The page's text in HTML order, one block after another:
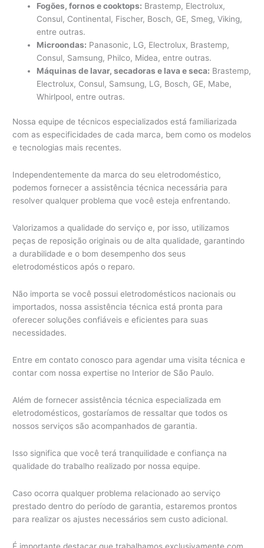
Fogões, fornos e cooktops: Brastemp, Electrolux,
Consul, Continental, Fischer, Bosch, GE, Smeg, Viking,
entre outras.
Microondas: Panasonic, LG, Electrolux, Brastemp,
Consul, Samsung, Philco, Midea, entre outras.
Máquinas de lavar, secadoras e lava e seca: Brastemp,
Electrolux, Consul, Samsung, LG, Bosch, GE, Mabe,
Whirlpool, entre outras.
Nossa equipe de técnicos especializados está familiarizada
com as especificidades de cada marca, bem como os modelos
e tecnologias mais recentes.
Independentemente da marca do seu eletrodoméstico,
podemos fornecer a assistência técnica necessária para
resolver qualquer problema que você esteja enfrentando.
Valorizamos a qualidade do serviço e, por isso, utilizamos
peças de reposição originais ou de alta qualidade, garantindo
a durabilidade e o bom desempenho dos seus
eletrodomésticos após o reparo.
Não importa se você possui eletrodomésticos nacionais ou
importados, nossa assistência técnica está pronta para
oferecer soluções confiáveis e eficientes para suas
necessidades.
Entre em contato conosco para agendar uma visita técnica e
contar com nossa expertise no Interior de São Paulo.
Além de fornecer assistência técnica especializada em
eletrodomésticos, gostaríamos de ressaltar que todos os
nossos serviços são acompanhados de garantia.
Isso significa que você terá tranquilidade e confiança na
qualidade do trabalho realizado por nossa equipe.
Caso ocorra qualquer problema relacionado ao serviço
prestado dentro do período de garantia, estaremos prontos
para realizar os ajustes necessários sem custo adicional.